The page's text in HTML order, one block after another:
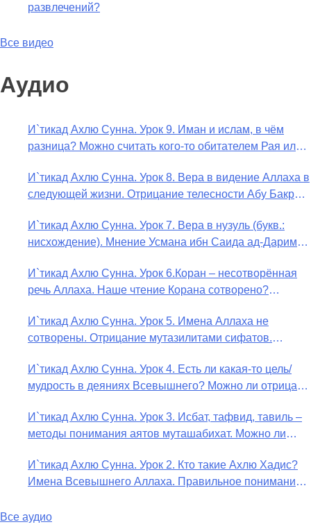
развлечений?
Все видео
Аудио
И`тикад Ахлю Сунна. Урок 9. Иман и ислам, в чём
разница? Можно считать кого-то обитателем Рая или
И`тикад Ахлю Сунна. Урок 8. Вера в видение Аллаха в
следующей жизни. Отрицание телесности Абу Бакром
ибн Саида ад-Дарими. Иман – это слова, дела и
познание
И`тикад Ахлю Сунна. Урок 7. Вера в нузуль (букв.:
нисхождение). Мнение Усмана ибн Саида ад-Дарими
описывается физическим движением?
И`тикад Ахлю Сунна. Урок 6.Коран – несотворённая
речь Аллаха. Наше чтение Корана сотворено?
И`тикад Ахлю Сунна. Урок 5. Имена Аллаха не
сотворены. Отрицание мутазилитами сифатов.
И`тикад Ахлю Сунна. Урок 4. Есть ли какая-то цель/
мудрость в деяниях Всевышнего? Можно ли отрицать
не пришло в Коране и Сунне? Концепция ибн
Таймийи
И`тикад Ахлю Сунна. Урок 3. Исбат, тафвид, тавиль –
методы понимания аятов муташабихат. Можно ли
Что означает утверждение сифата «биля кейфа» (без
образа)?
И`тикад Ахлю Сунна. Урок 2. Кто такие Ахлю Хадис?
Имена Всевышнего Аллаха. Правильное понимание
Все аудио